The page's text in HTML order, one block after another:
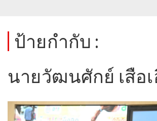
ป้ายกำกับ :
นายวัฒนศักย์ เสือ